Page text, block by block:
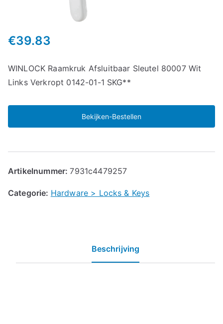
€39.83
WINLOCK Raamkruk Afsluitbaar Sleutel 80007 Wit
Links Verkropt 0142-01-1 SKG**
Bekijken-Bestellen
Artikelnummer:7931c4479257
Categorie: Hardware > Locks & Keys
Beschrijving